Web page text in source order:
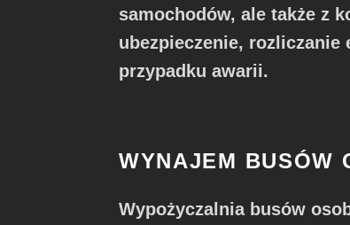
samochodów, ale także z
ubezpieczenie,
przypadku awarii.
WYNAJEM BUSÓW
Wypożyczalnia busów